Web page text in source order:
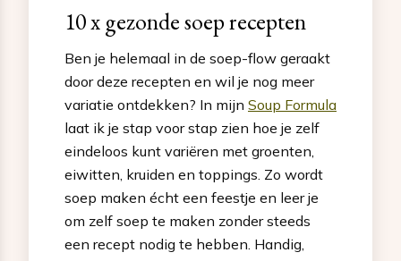
10 x gezonde soep recepten
Ben je helemaal in de soep-flow geraakt
door deze recepten en wil je nog meer
variatie ontdekken? In mijn Soup Formula
laat ik je stap voor stap zien hoe je zelf
eindeloos kunt variëren met groenten,
eiwitten, kruiden en toppings. Zo wordt
soep maken écht een feestje en leer je
om zelf soep te maken zonder steeds
een recept nodig te hebben. Handig,